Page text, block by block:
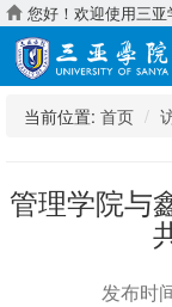
您好！欢迎使用三
当前位置: 首页
管理学院与
发布时